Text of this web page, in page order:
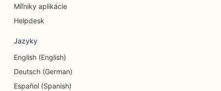
SEO pre Delis
SEO pre služby dlhového poradenstva
SEO pre zmenárenské služby
SEO pre služby dermabrázie
Míľniky aplikácie
Helpdesk
Jazyky
English (English)
Deutsch (German)
Español (Spanish)